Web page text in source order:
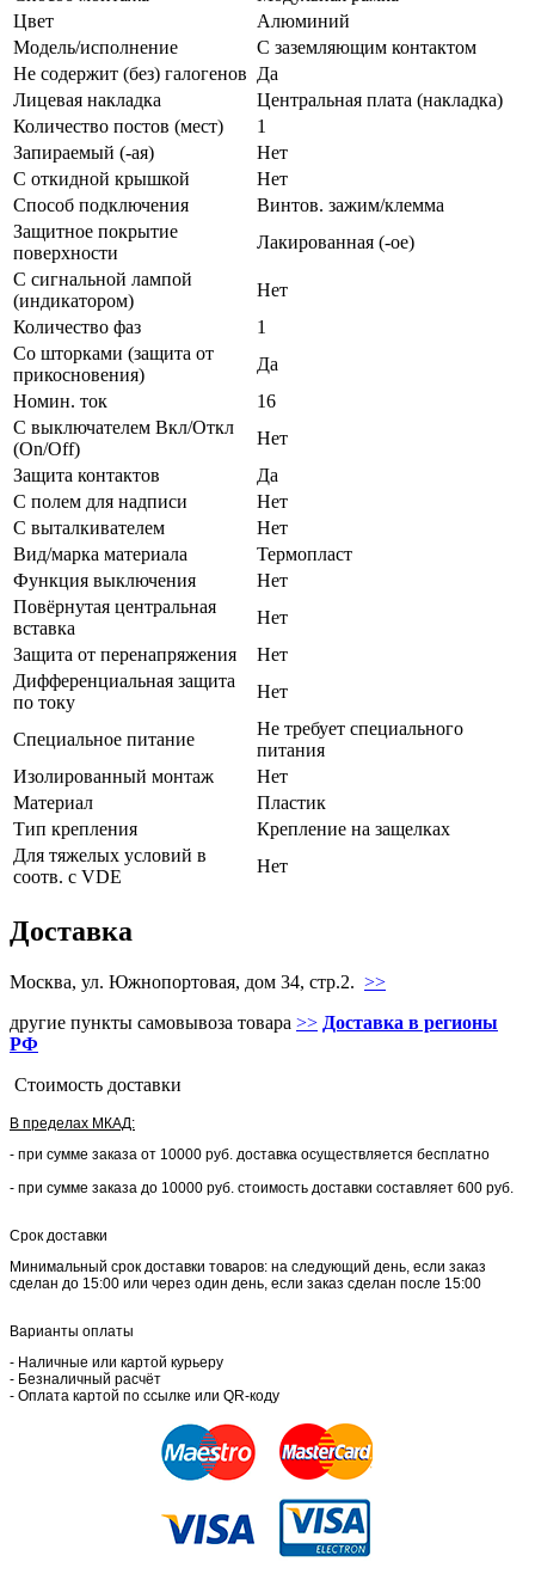
Цвет
Алюминий
Модель/исполнение
С заземляющим контактом
Не содержит (без) галогенов Да
Лицевая накладка
Центральная плата (накладка)
Количество постов (мест)
1
Запираемый (-ая)
Нет
С откидной крышкой
Нет
Способ подключения
Винтов. зажим/клемма
Защитное покрытие
поверхности
Лакированная (-ое)
С сигнальной лампой
(индикатором)
Нет
Количество фаз
1
Со шторками (защита от
прикосновения)
Да
Номин. ток
16
С выключателем Вкл/Откл
(On/Off)
Нет
Защита контактов
Да
С полем для надписи
Нет
С выталкивателем
Нет
Вид/марка материала
Термопласт
Функция выключения
Нет
Повёрнутая центральная
вставка
Нет
Защита от перенапряжения
Нет
Дифференциальная защита
по току
Нет
Специальное питание
Не требует специального
питания
Изолированный монтаж
Нет
Материал
Пластик
Тип крепления
Крепление на защелках
Для тяжелых условий в
соотв. с VDE
Нет
Доставка
Москва, ул. Южнопортовая, дом 34, стр.2. >>
другие пункты самовывоза товара >> Доставка в регионы
РФ
Стоимость доставки
В пределах МКАД:
- при сумме заказа от 10000 руб. доставка осуществляется бесплатно
- при сумме заказа до 10000 руб. стоимость доставки составляет 600 руб.
Срок доставки
Минимальный срок доставки товаров: на следующий день, если заказ
сделан до 15:00 или через один день, если заказ сделан после 15:00
Варианты оплаты
- Наличные или картой курьеру
- Безналичный расчёт
- Оплата картой по ссылке или QR-коду